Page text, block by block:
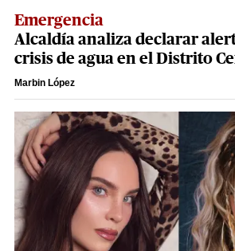
Emergencia
Alcaldía analiza declarar
crisis de agua en el Distrito
Marbin López